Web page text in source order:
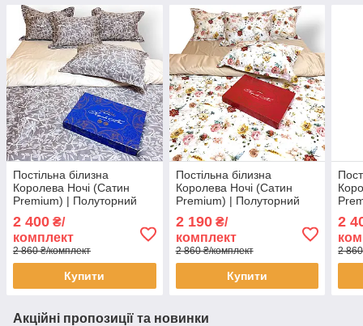
Постільна білизна
Королева Ночі (Сатин
Premium) | Полуторний
Рослини на сірому та
бежевому
2 400 ₴/
комплект
2 860 ₴/комплект
Купити
Постільна білизна
Королева Ночі (Сатин
Premium) | Полуторний
білому та бежевому
2 190₴/
комплект
2 860 ₴/комплект
Купити
2
2
Акційні пропозиції та новинки